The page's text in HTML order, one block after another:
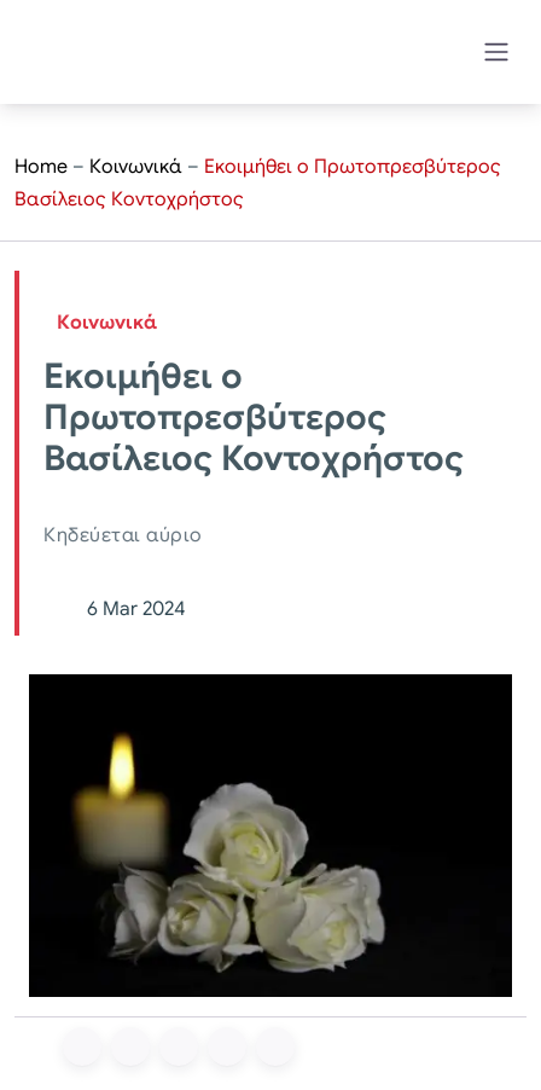
Home – Κοινωνικά – Εκοιμήθει ο Πρωτοπρεσβύτερος
Βασίλειος Κοντοχρήστος
Κοινωνικά
Εκοιμήθει ο
Πρωτοπρεσβύτερος
Βασίλειος Κοντοχρήστος
Κηδεύεται αύριο
6 Mar 2024